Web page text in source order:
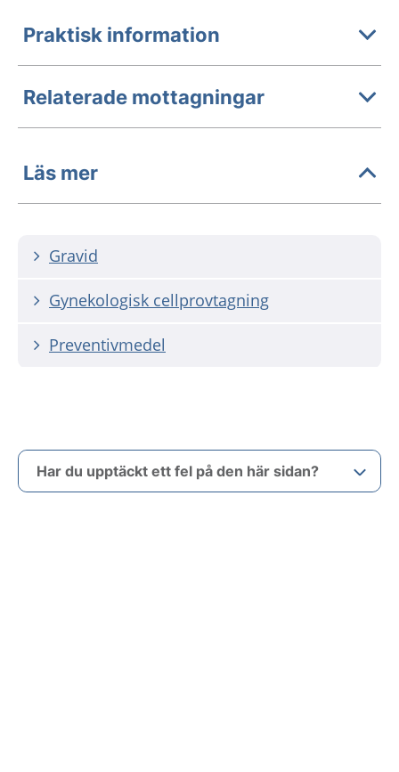
Praktisk information
Relaterade mottagningar
Läs mer
Gravid
Gynekologisk cellprovtagning
Preventivmedel
Har du upptäckt ett fel på den här sidan?